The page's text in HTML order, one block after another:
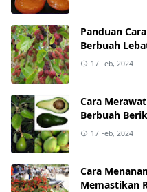
Panduan
Berbuah
17 Feb, 2024
Cara
Berbuah
17 Feb, 2024
Cara
Memastikan